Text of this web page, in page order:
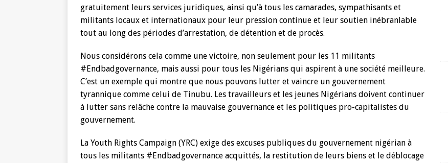
gratuitement leurs services juridiques, ainsi qu’à tous les camarades, sympathisants et
militants locaux et internationaux pour leur pression continue et leur soutien inébranlable
tout au long des périodes d’arrestation, de détention et de procès.
Nous considérons cela comme une victoire, non seulement pour les 11 militants
#Endbadgovernance, mais aussi pour tous les Nigérians qui aspirent à une société meilleure.
C’est un exemple qui montre que nous pouvons lutter et vaincre un gouvernement
tyrannique comme celui de Tinubu. Les travailleurs et les jeunes Nigérians doivent continuer
à lutter sans relâche contre la mauvaise gouvernance et les politiques pro-capitalistes du
gouvernement.
La Youth Rights Campaign (YRC) exige des excuses publiques du gouvernement nigérian à
tous les militants #Endbadgovernance acquittés, la restitution de leurs biens et le déblocage